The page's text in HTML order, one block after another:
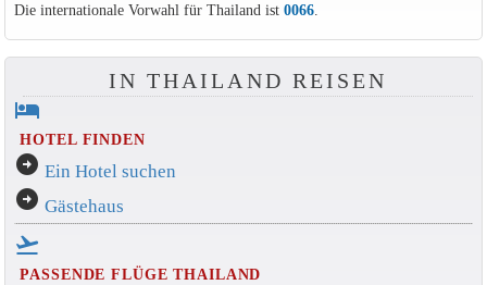
Die internationale Vorwahl für Thailand ist 0066.
IN THAILAND REISEN
hotel
HOTEL FINDEN
arrow_circle_right Ein Hotel suchen
arrow_circle_right Gästehaus
flight_takeoff
PASSENDE FLÜGE THAILAND